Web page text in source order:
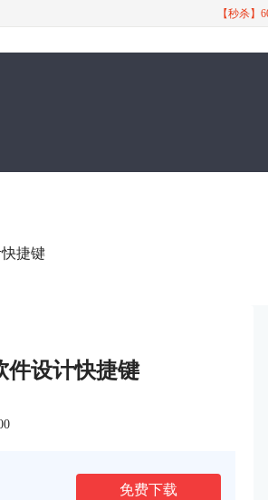
【秒杀】
快捷键
件设计快捷键
免费下载